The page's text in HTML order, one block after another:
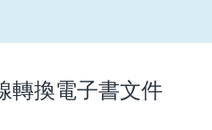
轉換電子書文件